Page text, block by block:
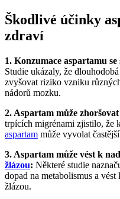
Škodlivé účinky
zdraví
1. Konzumace aspartamu se
Studie ukázaly, že
zvyšovat riziko vzniku
nádorů mozku.
2. Aspartam může
trpících migrénami zjistilo, že
aspartam může vyvolat
3. Aspartam může vést k
žlázou: Některé studie
dopad na metabolismus a
žlázou.